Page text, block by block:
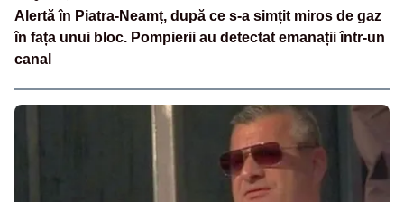
Alertă în Piatra-Neamț, după ce s-a simțit miros de gaz
în fața unui bloc. Pompierii au detectat emanații într-un
canal